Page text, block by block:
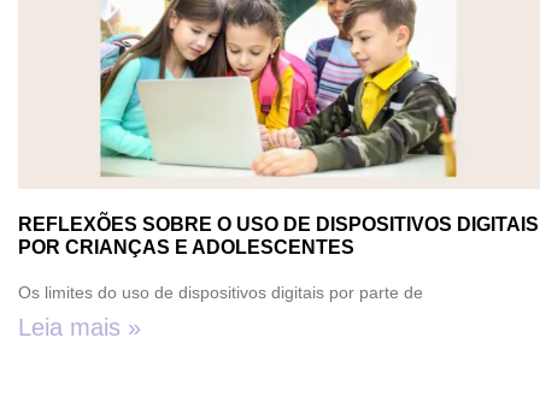
REFLEXÕES SOBRE O USO DE DISPOSITIVOS DIGITAIS
POR CRIANÇAS E ADOLESCENTES
Os limites do uso de dispositivos digitais por parte de
Leia mais »